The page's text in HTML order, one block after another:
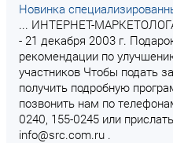
Новинка
... ИНТЕРНЕТ-
- 21 декабря 2003 г.
рекомендации по
участников Чтобы подать
получить подробную
позвонить нам по
0240, 155-0245 или
info@src.com.ru .